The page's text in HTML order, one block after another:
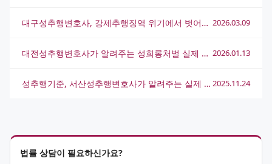
법률 상담이 필요하신가요?
대구성추행변호사, 강제추행징역 위기에서 벗어나는 대응 전략 2026.03.09
대전성추행변호사가 알려주는 성희롱처벌 실제 사례와 대응법 2026.01.13
성추행기준, 서산성추행변호사가 알려주는 실제 판례 해석법 2025.11.24